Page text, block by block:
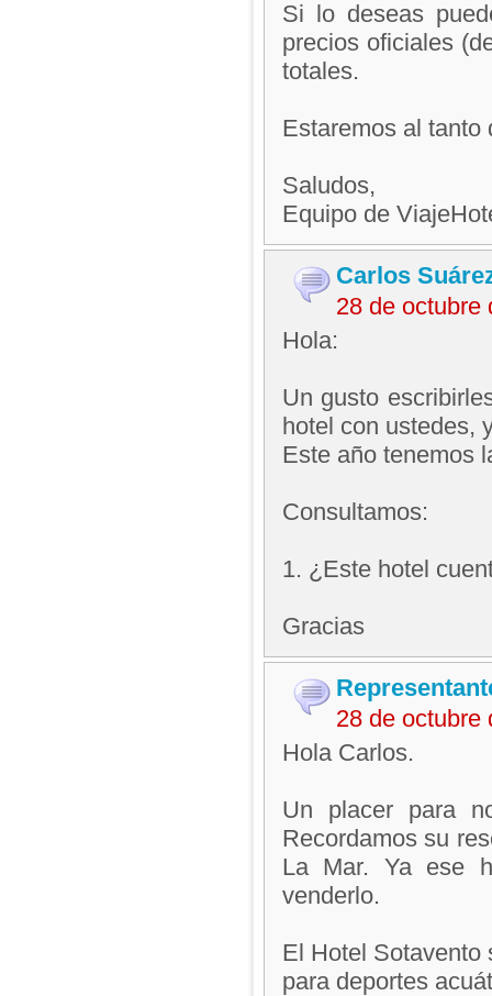
Si lo deseas
precios oficiales
totales.
Estaremos al tanto
Saludos,
Equipo de
Carlos
28 de octubre
Hola:
Un gusto
hotel con ustedes,
Este año tenemos
Consultamos:
1. ¿Este hotel
Gracias
28 de octubre
Hola Carlos.
Un placer para
Recordamos su
La Mar. Ya ese
venderlo.
El Hotel Sotavento
para deportes